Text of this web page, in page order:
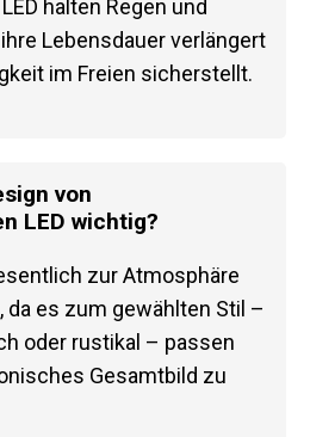
halten Regen und
Lebensdauer verlängert
im Freien sicherstellt.
von
LED wichtig?
zur Atmosphäre
da es zum gewählten Stil –
oder rustikal – passen
Gesamtbild zu